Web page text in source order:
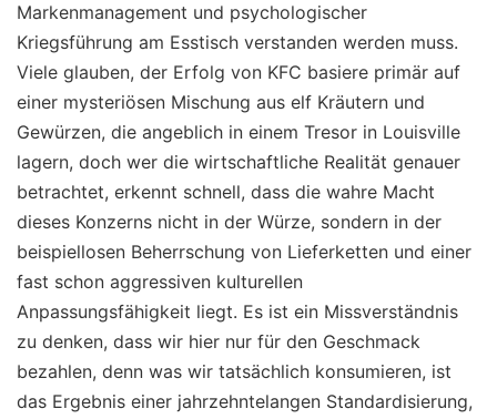
Markenmanagement und psychologischer
Kriegsführung am Esstisch verstanden werden muss.
Viele glauben, der Erfolg von KFC basiere primär auf
einer mysteriösen Mischung aus elf Kräutern und
Gewürzen, die angeblich in einem Tresor in Louisville
lagern, doch wer die wirtschaftliche Realität genauer
betrachtet, erkennt schnell, dass die wahre Macht
dieses Konzerns nicht in der Würze, sondern in der
beispiellosen Beherrschung von Lieferketten und einer
fast schon aggressiven kulturellen
Anpassungsfähigkeit liegt. Es ist ein Missverständnis
zu denken, dass wir hier nur für den Geschmack
bezahlen, denn was wir tatsächlich konsumieren, ist
das Ergebnis einer jahrzehntelangen Standardisierung,